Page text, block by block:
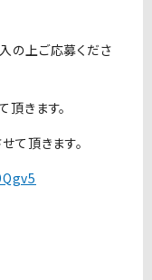
の上ご応募くださ
きます。
て頂きます。